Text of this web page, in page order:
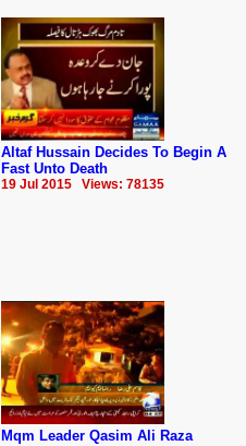
Altaf Hussain Decides To Begin A
Fast Unto Death
19 Jul 2015 Views: 78135
Mqm Leader Qasim Ali Raza